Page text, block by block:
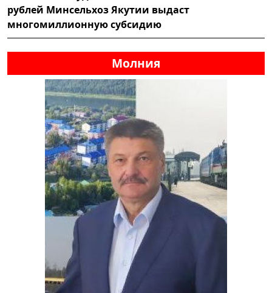
рублей Минсельхоз Якутии выдаст
многомиллионную субсидию
Молния